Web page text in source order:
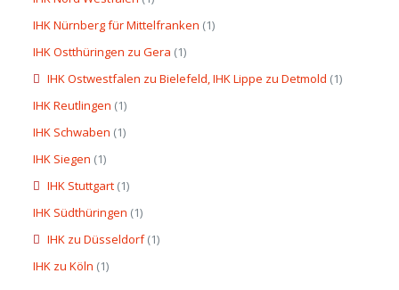
IHK Nürnberg für Mittelfranken (1)
IHK Ostthüringen zu Gera (1)
IHK Ostwestfalen zu Bielefeld, IHK Lippe zu Detmold (1)
IHK Reutlingen (1)
IHK Schwaben (1)
IHK Siegen (1)
IHK Stuttgart (1)
IHK Südthüringen (1)
IHK zu Düsseldorf (1)
IHK zu Köln (1)